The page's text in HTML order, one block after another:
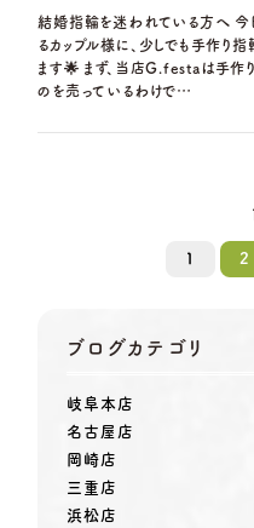
結婚指輪を迷われている方へ 今
るカップル様に、少しでも手作り
ます🌟 まず、当店G.festaは手作
のを売っているわけで…
1 2
ブログカテゴリ
岐阜本店
名古屋店
岡崎店
三重店
浜松店